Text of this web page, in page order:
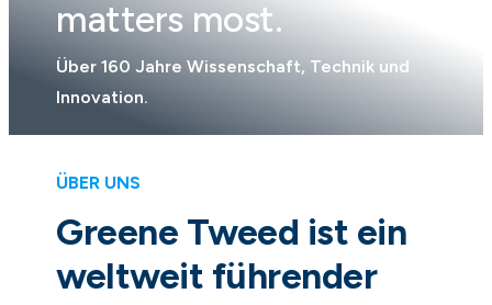
Über 160 Jahre Wissenschaft, Technik und
Innovation.
ÜBER UNS
Greene Tweed ist ein
weltweit führender